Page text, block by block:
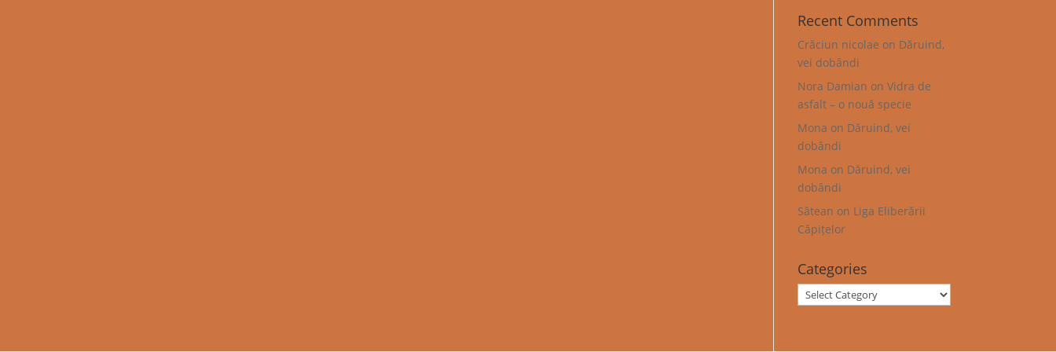
Recent Comments
Crăciun nicolae on Dăruind,
vei dobândi
Nora Damian onVidra de
asfalt – o nouă specie
Mona on Dăruind, vei
dobândi
Mona on Dăruind, vei
dobândi
Sătean on Liga Eliberării
Căpițelor
Categories
Categories